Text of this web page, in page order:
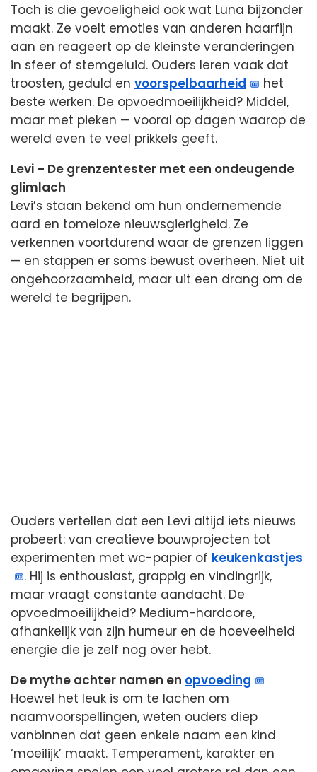
Toch is die gevoeligheid ook wat Luna bijzonder
maakt. Ze voelt emoties van anderen haarfijn
aan en reageert op de kleinste veranderingen
in sfeer of stemgeluid. Ouders leren vaak dat
troosten, geduld en voorspelbaarheid
het
beste werken. De opvoedmoeilijkheid? Middel,
maar met pieken — vooral op dagen waarop de
wereld even te veel prikkels geeft.
Levi – De grenzentester met een ondeugende
glimlach
Levi’s staan bekend om hun ondernemende
aard en tomeloze nieuwsgierigheid. Ze
verkennen voortdurend waar de grenzen liggen
— en stappen er soms bewust overheen. Niet uit
ongehoorzaamheid, maar uit een drang om de
wereld te begrijpen.
Ouders vertellen dat een Levi altijd iets nieuws
probeert: van creatieve bouwprojecten tot
experimenten met wc-papier of keukenkastjes
. Hij is enthousiast, grappig en vindingrijk,
maar vraagt constante aandacht. De
opvoedmoeilijkheid? Medium-hardcore,
afhankelijk van zijn humeur en de hoeveelheid
energie die je zelf nog over hebt.
De mythe achter namen en opvoeding
Hoewel het leuk is om te lachen om
naamvoorspellingen, weten ouders diep
vanbinnen dat geen enkele naam een kind
‘moeilijk’ maakt. Temperament, karakter en